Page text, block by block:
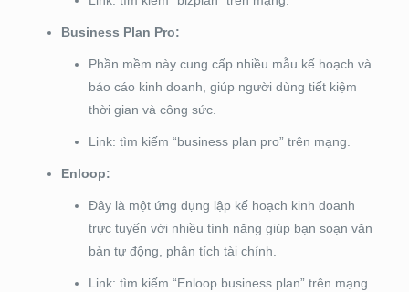
Business Plan Pro:
Phần mềm này cung cấp nhiều mẫu kế hoạch và
báo cáo kinh doanh, giúp người dùng tiết kiệm
thời gian và công sức.
Link: tìm kiếm “business plan pro” trên mạng.
Enloop:
Đây là một ứng dụng lập kế hoạch kinh doanh
trực tuyến với nhiều tính năng giúp bạn soạn văn
bản tự động, phân tích tài chính.
Link: tìm kiếm “Enloop business plan” trên mạng.